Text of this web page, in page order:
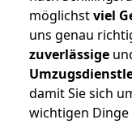
möglichstviel
uns genau
zuverlässige
damit Sie sich
wichtigen